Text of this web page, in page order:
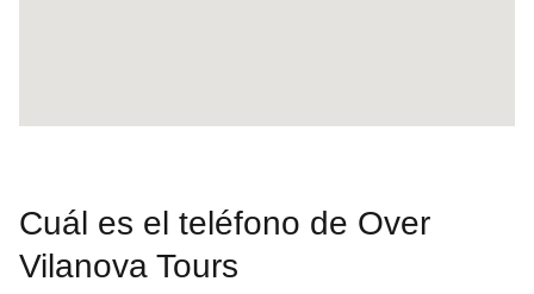
Cuál es el teléfono de Over
Vilanova Tours